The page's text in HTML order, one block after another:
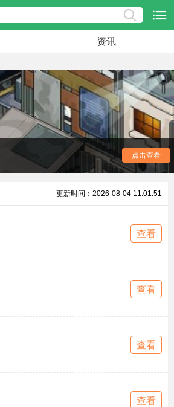
资讯
但玩法丰富有趣，充满了复
点击查看
更新时间：2026-08-04 11:01:51
查看
查看
查看
查看